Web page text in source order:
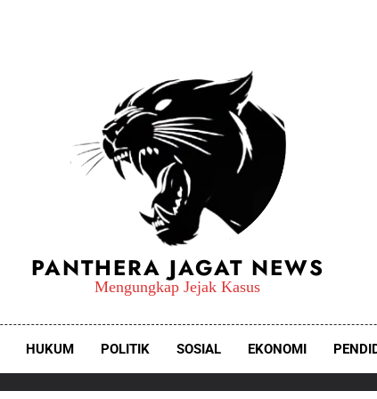
PANTHERA JAGAT NEWS
Mengungkap Jejak Kasus
HUKUM POLITIK SOSIAL EKONOMI